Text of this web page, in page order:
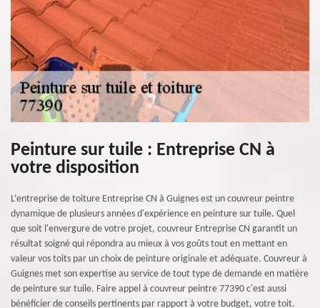
Peinture sur tuile : Entreprise CN à
votre disposition
L’entreprise de toiture Entreprise CN à Guignes est un couvreur peintre
dynamique de plusieurs années d'expérience en peinture sur tuile. Quel
que soit l'envergure de votre projet, couvreur Entreprise CN garantit un
résultat soigné qui répondra au mieux à vos goûts tout en mettant en
valeur vos toits par un choix de peinture originale et adéquate. Couvreur à
Guignes met son expertise au service de tout type de demande en matière
de peinture sur tuile. Faire appel à couvreur peintre 77390 c'est aussi
bénéficier de conseils pertinents par rapport à votre budget, votre toit.